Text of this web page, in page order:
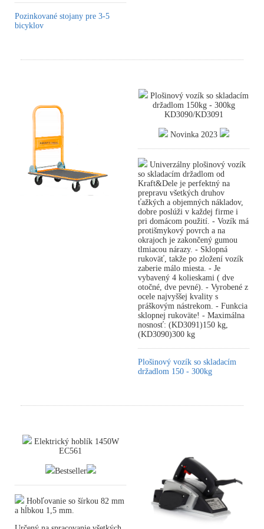
Pozinkované stojany pre 3-5
bicyklov
Plošinový vozík so skladacím
držadlom 150kg - 300kg
KD3090/KD3091
Novinka 2023
Univerzálny plošinový vozík
so skladacím držadlom od
Kraft&Dele je perfektný na
prepravu všetkých druhov
ťažkých a objemných nákladov,
dobre poslúži v každej firme i
pri domácom použití. - Vozík má
protišmykový povrch a na
okrajoch je zakončený gumou
tlmiacou nárazy. - Sklopná
rukoväť, takže po zložení vozík
zaberie málo miesta. - Je
vybavený 4 kolieskami ( dve
otočné, dve pevné). - Vyrobené z
ocele najvyššej kvality s
práškovým nástrekom. - Funkcia
sklopnej rukoväte! - Maximálna
nosnosť: (KD3091)150 kg,
(KD3090)300 kg
Plošinový vozík so skladacím
držadlom 150 - 300kg
Elektrický hoblík 1450W
EC561
Bestseller
Hobľovanie so šírkou 82 mm
a hĺbkou 1,5 mm.